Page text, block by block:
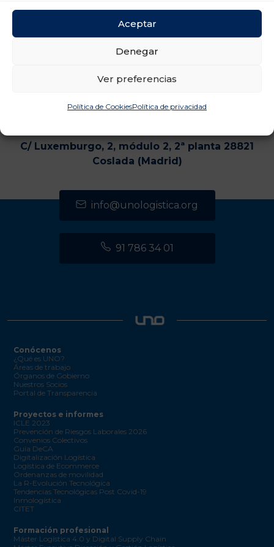
Aceptar
Denegar
Ver preferencias
Política de CookiesPolítica de privacidad
C/ Luxemburgo, 2, módulo 2, 2ª planta 28821
Coslada (Madrid)
info@unologistica.org
91 786 34 01
Conócenos
¿Qué es UNO?
Áreas de trabajo
Órganos de Gobierno
Nuestros Socios
Portal de Transparencia
Proyectos e informes
ICLE 2023
Prevención de Riesgos Laborales 2026
Convenios Colectivos
Guía DeCA
Digitalización Logística
Logística de Ecommerce
Ordenanzas de movilidad
La R-Evolución Tecnológica
Tendencias Tecnológicas Post Covid-19
Inmologística
CITET
Formación profesional
Máster Logística 4.0 y Digital Supply Chain